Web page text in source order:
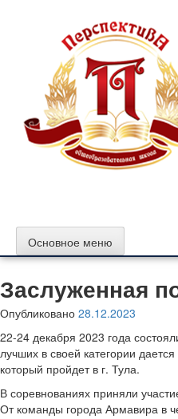
содержимому
Основное меню
Заслуженная
Опубликовано 28.12.2023
22-24 декабря 2023 года
лучших в своей категории
который пройдет в г. Тула.
В соревнованиях приняли
От команды города Армавира в